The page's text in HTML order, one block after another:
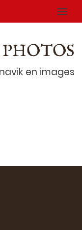
en images